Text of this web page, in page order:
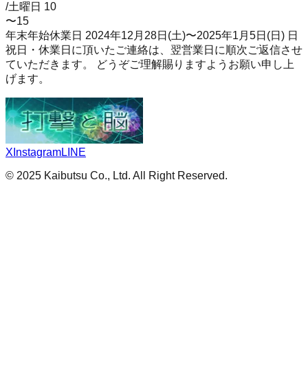
/土曜日 10
〜15
年末年始休業日 2024年12月28日(土)〜2025年1月5日(日) 日
祝日・休業日に頂いたご連絡は、翌営業日に順次ご返信させ
ていただきます。 どうぞご理解賜りますようお願い申し上
げます。
X InstagramLINE
© 2025 Kaibutsu Co., Ltd. All Right Reserved.